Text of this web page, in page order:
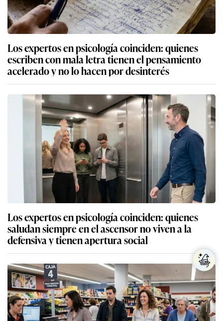
Los expertos en psicología coinciden: quienes
escriben con mala letra tienen el pensamiento
acelerado y no lo hacen por desinterés
Los expertos en psicología coinciden: quienes
saludan siempre en el ascensor no viven a la
defensiva y tienen apertura social